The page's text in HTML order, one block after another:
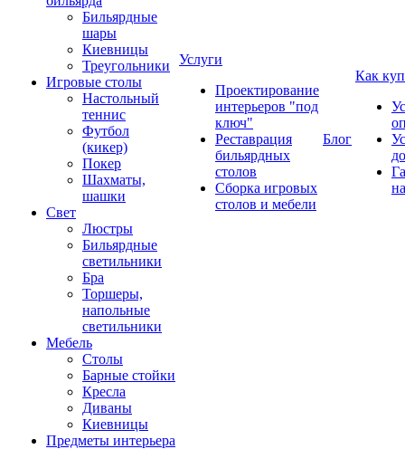
Бильярдные
шары
Киевницы
Треугольники
Игровые столы
Настольный
теннис
Футбол
(кикер)
Покер
Шахматы,
шашки
Свет
Люстры
Бильярдные
светильники
Бра
Торшеры,
напольные
светильники
Мебель
Столы
Барные стойки
Кресла
Диваны
Киевницы
Предметы интерьера
Услуги
Проектирование
интерьеров "под
ключ"
Реставрация
бильярдных
столов
Сборка игровых
столов и мебели
Блог
Как